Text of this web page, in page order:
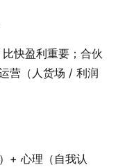
快盈利重要；合伙
营（人货场 / 利润
+ 心理（自我认